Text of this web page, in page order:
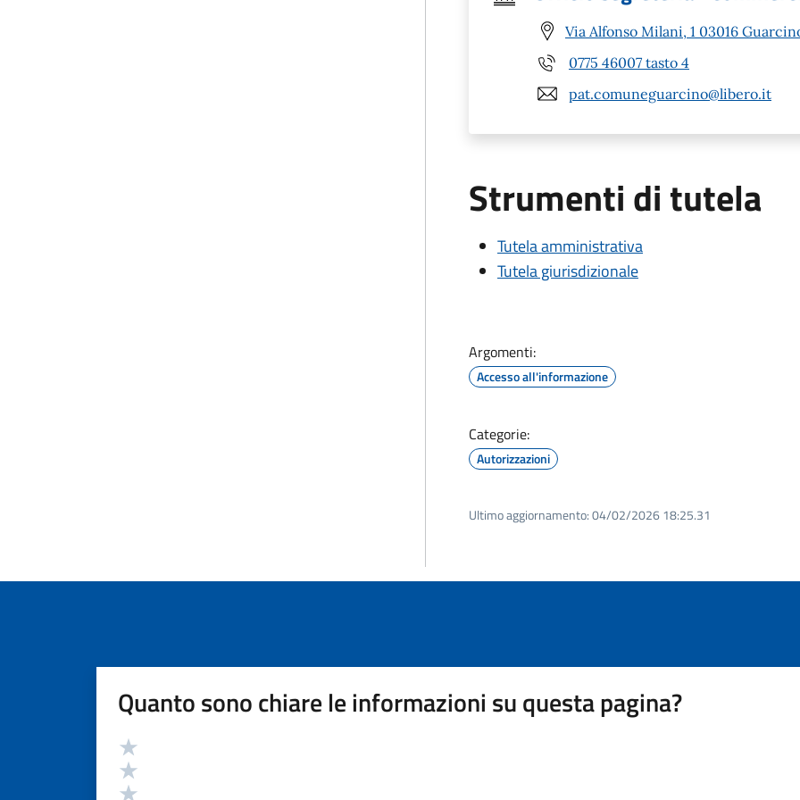
Via Alfonso Milani, 1 03016
0775 46007 tasto 4
pat.comuneguarcino@libero.it
Strumenti di tutela
Tutela amministrativa
Tutela giurisdizionale
Argomenti:
Accesso all'informazione
Categorie:
Autorizzazioni
Ultimo aggiornamento:04/02/2026 18:25.31
Quanto sono chiare le informazioni su questa pagina?
Valutazione